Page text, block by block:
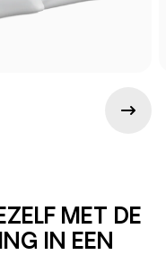
MET DE
IN EEN